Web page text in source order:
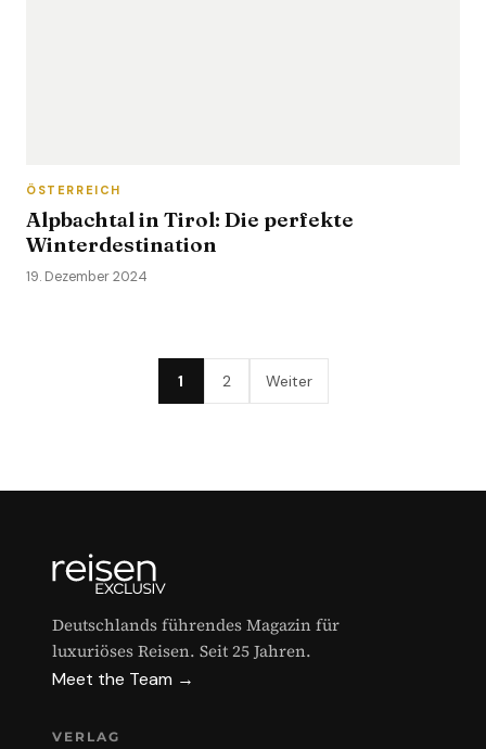
ÖSTERREICH
Alpbachtal in Tirol: Die perfekte
Winterdestination
19. Dezember 2024
1 2 Weiter
Deutschlands führendes Magazin für
luxuriöses Reisen. Seit 25 Jahren.
Meet the Team →
VERLAG